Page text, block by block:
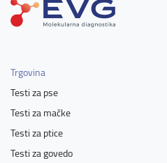
Trgovina
Testi za pse
Testi za mačke
Testi za ptice
Testi za govedo